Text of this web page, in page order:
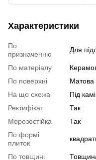
Характеристики
По
призначенню
Для
По матеріалу
По поверхні
Матова
На що схожа
Під
Ректифікат
Так
Морозостійка
Так
По формі
плиток
По товщині